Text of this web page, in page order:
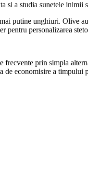
a studia sunetele
putine unghiuri. Olive
pentru personalizarea
prin simpla
economisire a